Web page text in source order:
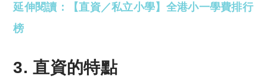
延伸閱讀：【直資／私立小學】全港小一學費排行
榜
3. 直資的特點